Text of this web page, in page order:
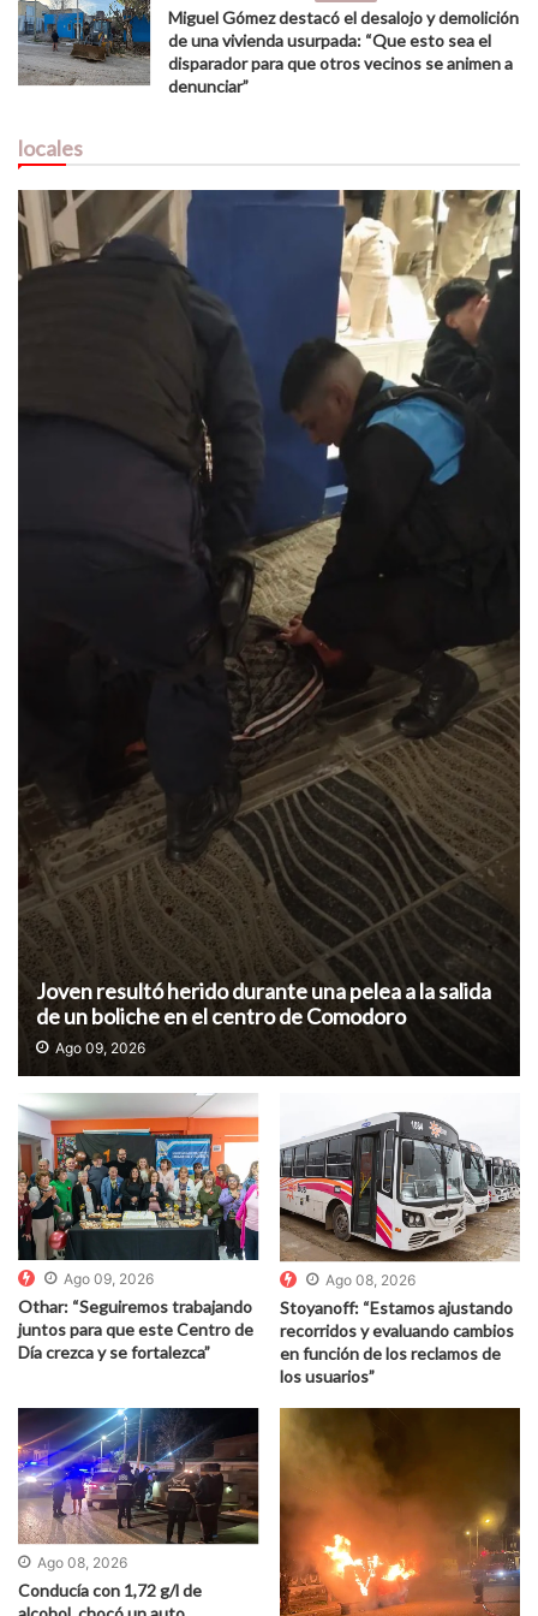
Miguel Gómez destacó el desalojo y demolición
de una vivienda usurpada: “Que esto sea el
disparador para que otros vecinos se animen a
denunciar”
locales
Joven resultó herido durante una pelea a la salida
de un boliche en el centro de Comodoro
Ago 09, 2026
Ago 09, 2026
Othar: “Seguiremos trabajando
juntos para que este Centro de
Día crezca y se fortalezca”
Ago 08, 2026
Stoyanoff: “Estamos ajustando
recorridos y evaluando cambios
en función de los reclamos de
los usuarios”
Ago 08, 2026
Conducía con 1,72 g/l de